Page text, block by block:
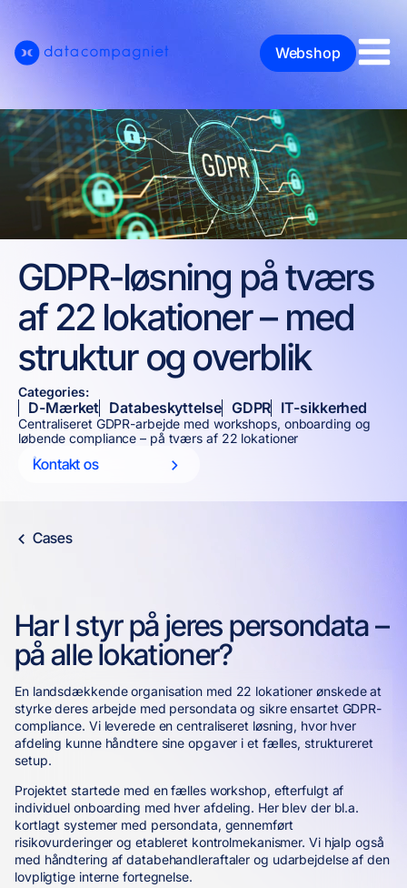
Webshop
GDPR-løsning på tværs
af 22 lokationer – med
struktur og overblik
Categories:
D-Mærket Databeskyttelse GDPR IT-sikkerhed
Centraliseret GDPR-arbejde med workshops, onboarding og
løbende compliance – på tværs af 22 lokationer
Kontakt os
Cases
Har I styr på jeres persondata –
på alle lokationer?
En landsdækkende organisation med 22 lokationer ønskede at
styrke deres arbejde med persondata og sikre ensartet GDPR-
compliance. Vi leverede en centraliseret løsning, hvor hver
afdeling kunne håndtere sine opgaver i et fælles, struktureret
setup.
Projektet startede med en fælles workshop, efterfulgt af
individuel onboarding med hver afdeling. Her blev der bl.a.
kortlagt systemer med persondata, gennemført
risikovurderinger og etableret kontrolmekanismer. Vi hjalp også
med håndtering af databehandleraftaler og udarbejdelse af den
lovpligtige interne fortegnelse.